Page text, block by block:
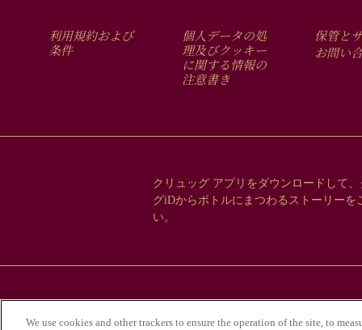
FOOTER
MENU
利用規約および
条件 個人データの処
理及びクッキー
に関する情報の
注意書き
保管と
お問い
クリュッグ アプリをダウンロードして、
グiDからボトルにまつわるストーリーを
い。
アルコー
We use cookies and other trackers to ensure the operation of the site, to